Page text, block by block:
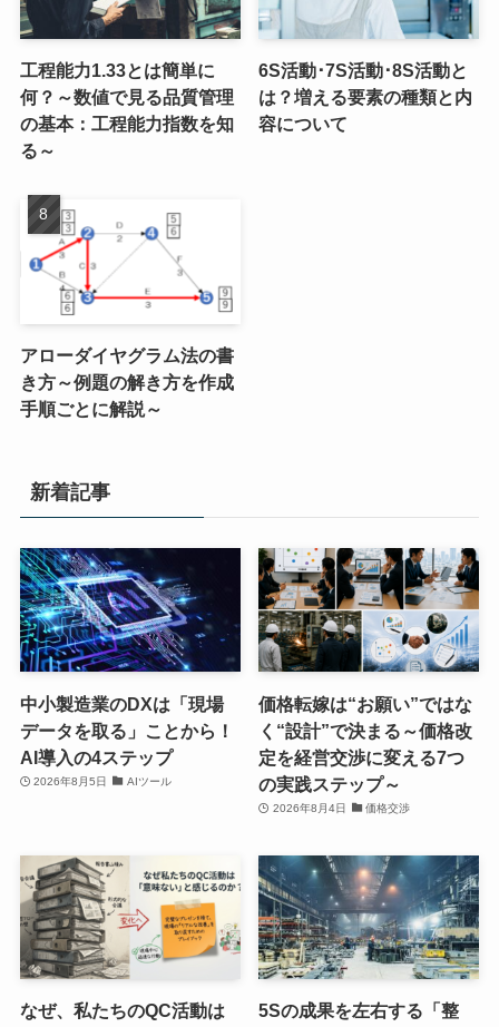
工程能力1.33とは簡単に
何？～数値で見る品質管理
の基本：工程能力指数を知
る～
6S活動･7S活動･8S活動と
は？増える要素の種類と内
容について
アローダイヤグラム法の書
き方～例題の解き方を作成
手順ごとに解説～
新着記事
中小製造業のDXは「現場
データを取る」ことから！
AI導入の4ステップ
2026年8月5日 AIツール
価格転嫁は“お願い”ではな
く“設計”で決まる～価格改
定を経営交渉に変える7つ
の実践ステップ～
2026年8月4日 価格交渉
なぜ、私たちのQC活動は 5Sの成果を左右する「整